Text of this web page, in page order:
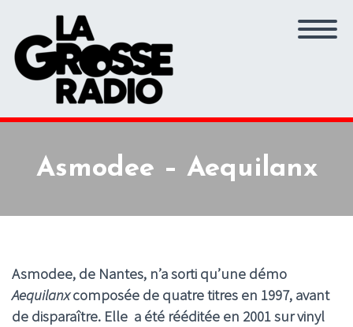
Asmodee – Aequilanx
Asmodee, de Nantes, n’a sorti qu’une démo
Aequilanxcomposée de quatre titres en 1997, avant
de disparaître. Elle a été rééditée en 2001 sur vinyl